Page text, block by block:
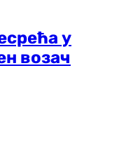
у
возач